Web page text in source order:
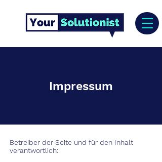
Impressum
Betreiber der Seite und für den Inhalt
verantwortlich: